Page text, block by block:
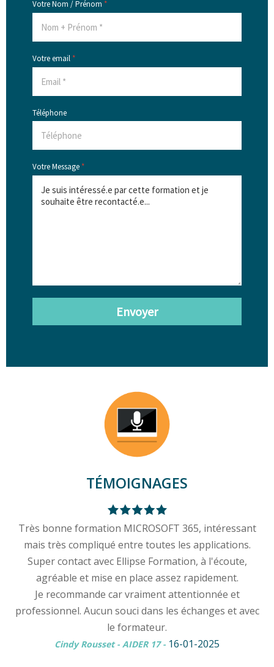
Votre Nom / Prénom *
Votre email *
Téléphone
Votre Message *
Envoyer
TÉMOIGNAGES
Très bonne formation MICROSOFT 365, intéressant
mais très compliqué entre toutes les applications.
Super contact avec Ellipse Formation, à l'écoute,
agréable et mise en place assez rapidement.
Je recommande car vraiment attentionnée et
professionnel. Aucun souci dans les échanges et avec
le formateur.
Cindy Rousset - AIDER 17- 16-01-2025